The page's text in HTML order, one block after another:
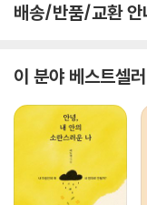
이 잎이 잔 속에서 피어
찢기거나 부서지고, 헝클
마음 너머의 사실들
낯선 폐품 더미 속에서
도무지 쓰임을 알 수 없
배송/반품/교환 안
이 분야 베스트셀러